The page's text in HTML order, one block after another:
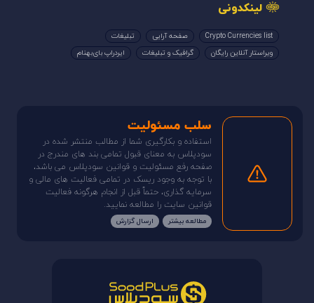
لینکدونی
Crypto Currencies list صفحه آرایی
تبلیغات
ویراستار آنلاین رایگان
گرافیک و تبلیغات ایردراپ بای‌بهنام
سلب مسئولیت
استفاده و بکارگیری شما از مطالب منتشر شده در
سودپلاس به معنای قبول تمامی بند های مندرج در
صفحه رفع مسئولیت و قوانین سودپلاس می باشد،
با توجه به وجود ریسک در تمامی فعالیت های مالی و
سرمایه گذاری، حتماً قبل از انجام هرگونه فعالیت
قوانین سایت را مطالعه نمایید.
مطالعه بیشتر ارسال گزارش